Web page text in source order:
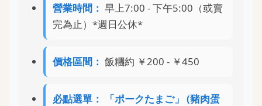
營業時間： 早上7:00 - 下午5:00（或賣
完為止）*週日公休*
價格區間： 飯糰約 ￥200 - ￥450
必點選單：
「ポークたまご」 (豬肉蛋